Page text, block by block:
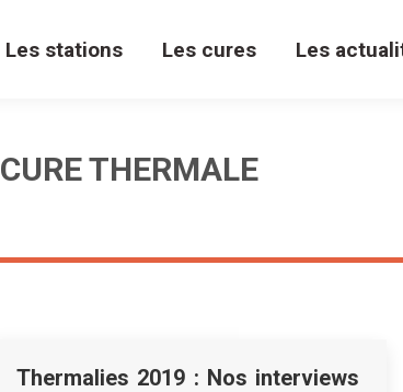
Les stations Les cures Les
CURE THERMALE
Thermalies 2019 : Nos interviews